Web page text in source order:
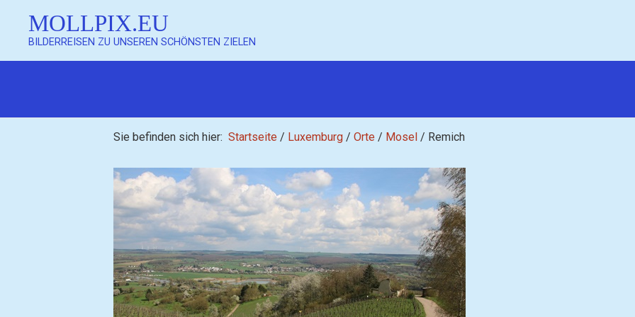
MOLLPIX.EU
BILDERREISEN ZU UNSEREN SCHÖNSTEN ZIELEN
Mollpix
Sie befinden sich hier: Startseite / Luxemburg / Orte / Mosel / Remich